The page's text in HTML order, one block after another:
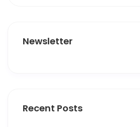
Newsletter
Recent Posts